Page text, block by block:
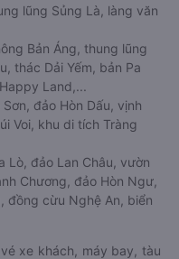
lũng Sủng Là, làng văn
Bản Áng, thung lũng
thác Dải Yếm, bản Pa
Land,...
đảo Hòn Dấu, vịnh
Voi, khu di tích Tràng
Lò, đảo Lan Châu, vườn
Chương, đảo Hòn Ngư,
đồng cừu Nghệ An, biển
xe khách, máy bay, tàu